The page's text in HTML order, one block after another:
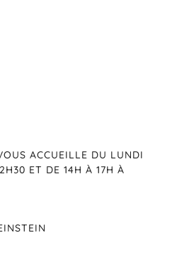
ACCUEILLE DU LUNDI
ET DE 14H À 17H À